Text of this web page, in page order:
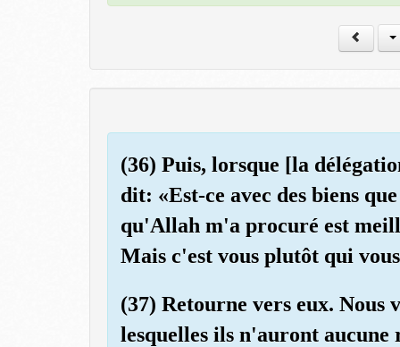
(36) Puis, lorsque [la
dit: «Est-ce avec des biens
qu'Allah m'a procuré est
Mais c'est vous plutôt qui
(37) Retourne vers eux. Nous
lesquelles ils n'auront aucune